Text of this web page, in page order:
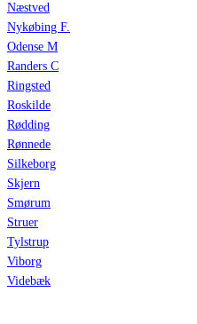
Næstved
Nykøbing F.
Odense M
Randers C
Ringsted
Roskilde
Rødding
Rønnede
Silkeborg
Skjern
Smørum
Struer
Tylstrup
Viborg
Videbæk